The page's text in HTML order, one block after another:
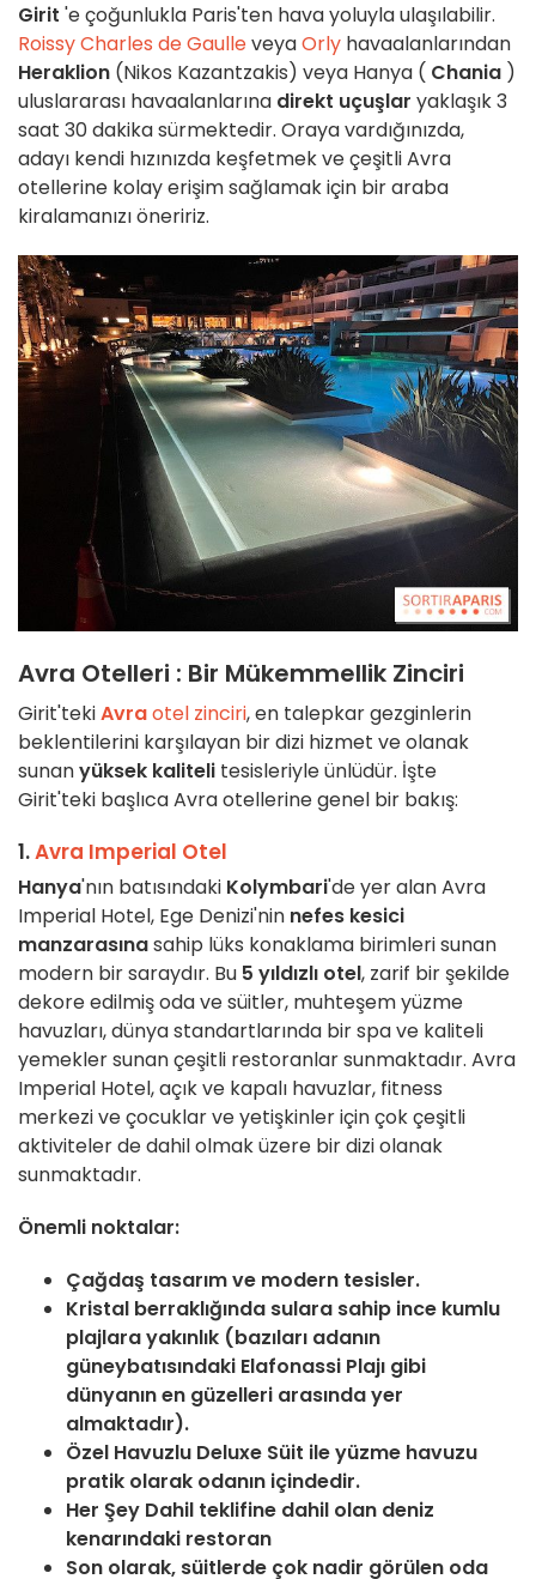
Girit 'e çoğunlukla Paris'ten hava yoluyla ulaşılabilir.
Roissy Charles de GaulleveyaOrly havaalanlarından
Heraklion (Nikos Kazantzakis) veya Hanya ( Chania )
uluslararası havaalanlarına direkt uçuşlar yaklaşık 3
saat 30 dakika sürmektedir. Oraya vardığınızda,
adayı kendi hızınızda keşfetmek ve çeşitli Avra
otellerine kolay erişim sağlamak için bir araba
kiralamanızı öneririz.
Avra Otelleri : Bir Mükemmellik Zinciri
Girit'tekiAvraotel zinciri, en talepkar gezginlerin
beklentilerini karşılayan bir dizi hizmet ve olanak
sunanyüksek kaliteli tesisleriyle ünlüdür. İşte
Girit'teki başlıca Avra otellerine genel bir bakış:
1.Avra Imperial Otel
Hanya'nın batısındaki Kolymbari'de yer alan Avra
Imperial Hotel, Ege Denizi'nin nefes kesici
manzarasınasahip lüks konaklama birimleri sunan
modern bir saraydır. Bu 5 yıldızlı otel, zarif bir şekilde
dekore edilmiş oda ve süitler, muhteşem yüzme
havuzları, dünya standartlarında bir spa ve kaliteli
yemekler sunan çeşitli restoranlar sunmaktadır. Avra
Imperial Hotel, açık ve kapalı havuzlar, fitness
merkezi ve çocuklar ve yetişkinler için çok çeşitli
aktiviteler de dahil olmak üzere bir dizi olanak
sunmaktadır.
Önemli noktalar:
Çağdaş tasarım ve modern tesisler.
Kristal berraklığında sulara sahip ince kumlu
plajlara yakınlık (bazıları adanın
güneybatısındaki Elafonassi Plajı gibi
dünyanın en güzelleri arasında yer
almaktadır).
Özel Havuzlu Deluxe Süit ile yüzme havuzu
pratik olarak odanın içindedir.
Her Şey Dahil teklifine dahil olan deniz
kenarındaki restoran
Son olarak, süitlerde çok nadir görülen oda